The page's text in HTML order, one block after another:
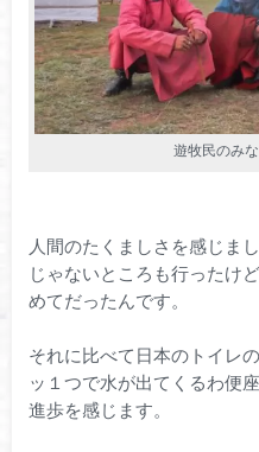
遊牧民のみ
人間のたくましさを感じま
じゃないところも行ったけ
めてだったんです。
それに比べて日本のトイレ
ッ１つで水が出てくるわ便
進歩を感じます。